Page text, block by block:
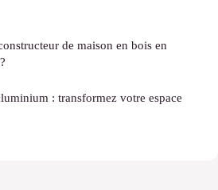
de maison en bois en
: transformez votre espace